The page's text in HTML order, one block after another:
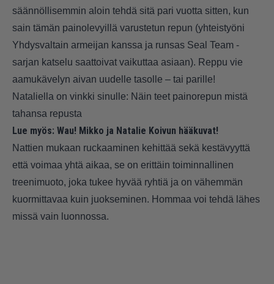
säännöllisemmin aloin tehdä sitä pari vuotta sitten, kun
sain tämän painolevyillä varustetun repun (yhteistyöni
Yhdysvaltain armeijan kanssa ja runsas Seal Team -
sarjan katselu saattoivat vaikuttaa asiaan). Reppu vie
aamukävelyn aivan uudelle tasolle – tai parille!
Nataliella on vinkki sinulle: Näin teet painorepun mistä
tahansa repusta
Lue myös: Wau! Mikko ja Natalie Koivun hääkuvat!
Nattien mukaan ruckaaminen kehittää sekä kestävyyttä
että voimaa yhtä aikaa, se on erittäin toiminnallinen
treenimuoto, joka tukee hyvää ryhtiä ja on vähemmän
kuormittavaa kuin juokseminen. Hommaa voi tehdä lähes
missä vain luonnossa.